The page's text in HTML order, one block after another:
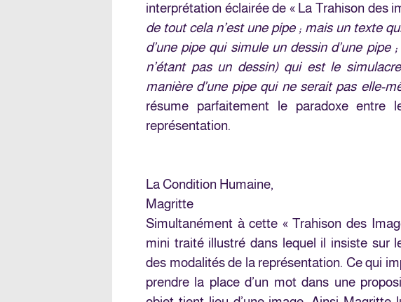
interprétation éclairée de « La Trahison des
de tout cela n’est une pipe ; mais un texte
d’une pipe qui simule un dessin d’une pipe
n’étant pas un dessin) qui est le
manière d’une pipe qui ne serait pas elle-
résume parfaitement le paradoxe entre
représentation.
La Condition Humaine,
Magritte
Simultanément à cette « Trahison des
mini traité illustré dans lequel il insiste sur
des modalités de la représentation. Ce qui
prendre la place d’un mot dans une